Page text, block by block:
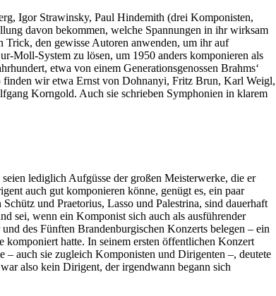
Igor Strawinsky, Paul Hindemith (drei Komponisten,
davon bekommen, welche Spannungen in ihr wirksam
Trick, den gewisse Autoren anwenden, um ihr auf
Moll-System zu lösen, um 1950 anders komponieren als
etwa von einem Generationsgenossen Brahms‘
finden wir etwa Ernst von Dohnanyi, Fritz Brun, Karl Weigl,
Korngold. Auch sie schrieben Symphonien in klarem
lediglich Aufgüsse der großen Meisterwerke, die er
auch gut komponieren könne, genügt es, ein paar
und Praetorius, Lasso und Palestrina, sind dauerhaft
sei, wenn ein Komponist sich auch als ausführender
des Fünften Brandenburgischen Konzerts belegen – ein
komponiert hatte. In seinem ersten öffentlichen Konzert
auch sie zugleich Komponisten und Dirigenten –, deutete
also kein Dirigent, der irgendwann begann sich